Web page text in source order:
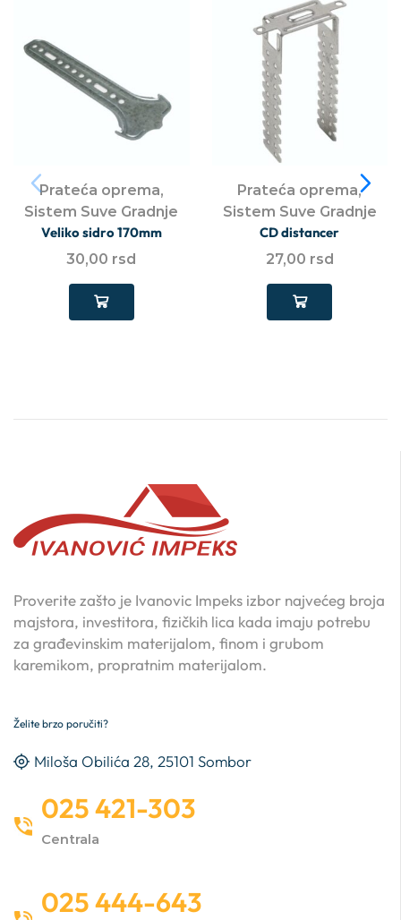
Prateća oprema,
Sistem Suve Gradnje
Veliko sidro 170mm
30,00 rsd
Prateća oprema,
Sistem Suve Gradnje
CD distancer
27,00 rsd
Proverite zašto je Ivanovic Impeks izbor najvećeg broja
majstora, investitora, fizičkih lica kada imaju potrebu
za građevinskim materijalom, finom i grubom
karemikom, propratnim materijalom.
Želite brzo poručiti?
Miloša Obilića 28, 25101 Sombor
025 421-303
Centrala
025 444-643